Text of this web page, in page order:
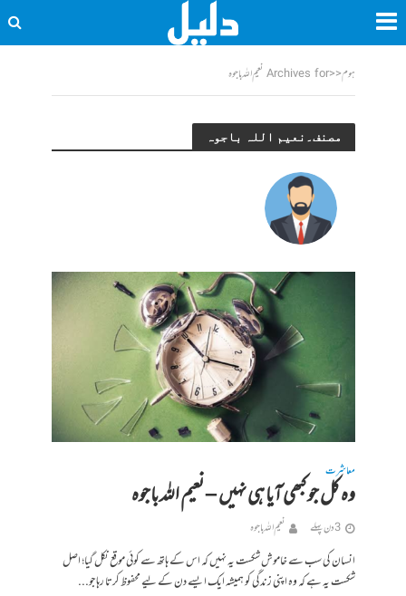
ہوم<<Archives for نعیم اللہ باجوہ
مصنف۔نعیم اللہ باجوہ
معاشرت
وہ کل جو کبھی آیا ہی نہیں – نعیم اللہ باجوہ
3 دن پہلے نعیم اللہ باجوہ
انسان کی سب سے خاموش شکست یہ نہیں کہ اس کے ہاتھ سے کوئی موقع نکل گیا؛ اصل
شکست یہ ہے کہ وہ اپنی زندگی کو ہمیشہ ایک ایسے دن کے لیے محفوظ کرتا رہا جو...